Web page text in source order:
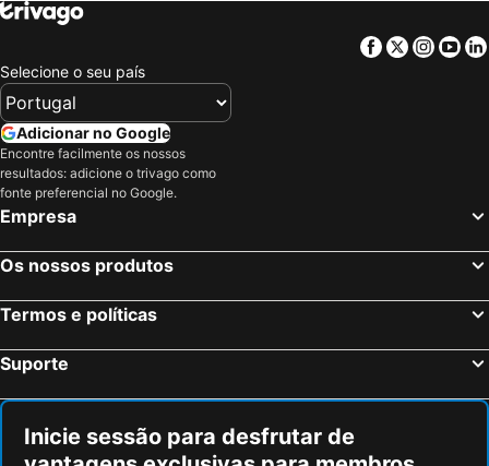
Facebook
Twitter
Selecione o seu país
Adicionar no Google
Encontre facilmente os nossos
resultados: adicione o trivago como
fonte preferencial no Google.
Empresa
Os nossos produtos
Termos e políticas
Suporte
Inicie sessão para desfrutar de